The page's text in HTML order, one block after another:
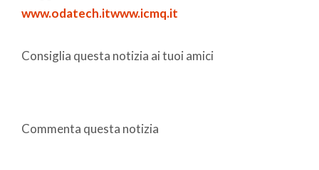
www.odatech.itwww.icmq.it
Consiglia questa notizia ai tuoi amici
Commenta questa notizia